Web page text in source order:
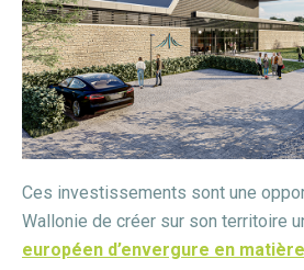
Ces investissements sont une
Wallonie de créer sur son territoire
européen d’envergure en